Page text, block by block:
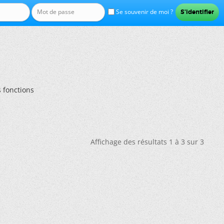
Se souvenir de moi ?
fonctions
Affichage des résultats 1 à 3 sur 3